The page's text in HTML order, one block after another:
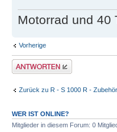
Motorrad und 40
Vorherige
Antwort erstellen
Zurück zu R - S 1000 R -
WER IST ONLINE?
Mitglieder in diesem Forum: 0